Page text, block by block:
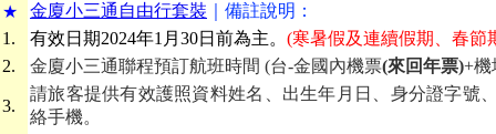
★ 金廈小三通自由行套裝 ｜備註說明：
1.
有效日期2024年1月30日前為主。 (寒暑假及連續假期、春節
2.
金廈小三通聯程預訂航班時間 (台-金國內機票(來回年票)+機
3.
請旅客提供有效護照資料姓名、出生年月日、身分證字號
絡手機。